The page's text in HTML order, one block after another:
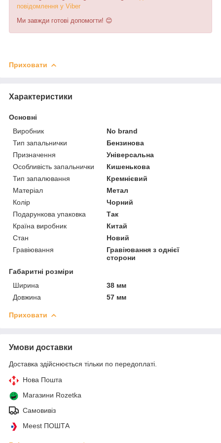
повідомлення у Vi ber
Ми завжди готові допомогти! 😊
Приховати
Характеристики
Основні
Виробник
No brand
Тип запальнички
Бензинова
Призначення
Універсальна
Особливість запальнички
Кишенькова
Тип запалювання
Кремнієвий
Матеріал
Метал
Колір
Чорний
Подарункова упаковка
Так
Країна виробник
Китай
Стан
Новий
Гравіювання
Гравіювання з однієї
сторони
Габаритні розміри
Ширина
38 мм
Довжина
57 мм
Приховати
Умови доставки
Доставка здійснюється тільки по передоплаті.
Нова Пошта
Магазини Rozetka
Самовивіз
Meest ПОШТА